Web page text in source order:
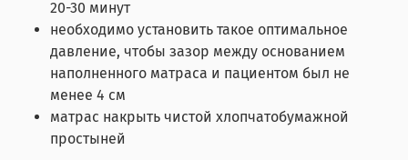
20-30 минут
необходимо установить такое оптимальное
давление, чтобы зазор между основанием
наполненного матраса и пациентом был не
менее 4 см
матрас накрыть чистой хлопчатобумажной
простыней